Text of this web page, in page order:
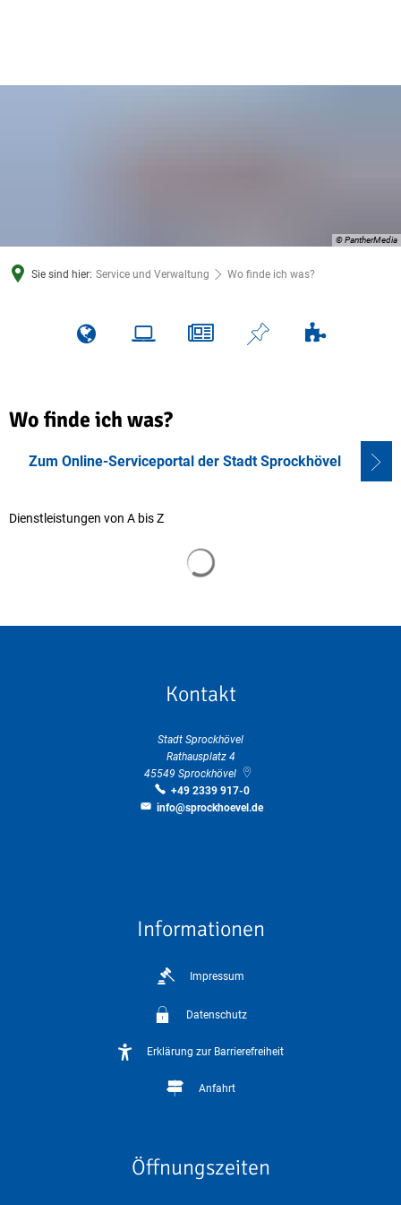
© PantherMedia
Sie sind hier: Service und Verwaltung Wo finde ich was?
Wo
finde
was?
Wo finde ich was?
Zum Online-Serviceportal der Stadt Sprockhövel
Dienstleistungen von A bis Z
Kontakt
Stadt Sprockhövel
Rathausplatz 4
45549 Sprockhövel
+49 2339 917-0
info@sprockhoevel.de
Informationen
Impressum
Datenschutz
Erklärung zur Barrierefreiheit
Anfahrt
Öffnungszeiten